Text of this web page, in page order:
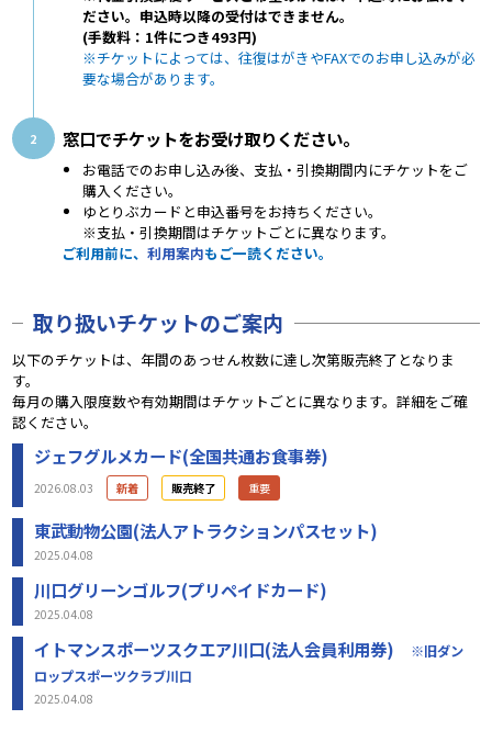
ださい。申込時以降の受付はできません。
(手数料：1件につき493円)
※チケットによっては、往復はがきやFAXでのお申し込みが必
要な場合があります。
2 窓口でチケットをお受け取りください。
お電話でのお申し込み後、支払・引換期間内にチケットをご
購入ください。
ゆとりぶカードと申込番号をお持ちください。
※支払・引換期間はチケットごとに異なります。
ご利用前に、 利用案内もご一読ください。
取り扱いチケットのご案内
以下のチケットは、年間のあっせん枚数に達し次第販売終了となりま
す。
毎月の購入限度数や有効期間はチケットごとに異なります。詳細をご確
認ください。
ジェフグルメカード(全国共通お食事券)
2026.08.03 新着 販売終了 重要
東武動物公園(法人アトラクションパスセット)
2025.04.08
川口グリーンゴルフ(プリペイドカード)
2025.04.08
イトマンスポーツスクエア川口(法人会員利用券)
※旧ダン
ロップスポーツクラブ川口
2025.04.08